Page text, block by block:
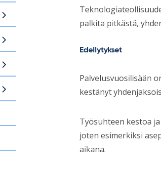
palkita pitkästä,
Edellytykset
Palvelusvuosilisään
kestänyt
Työsuhteen kestoa
joten esimerkiksi
aikana.